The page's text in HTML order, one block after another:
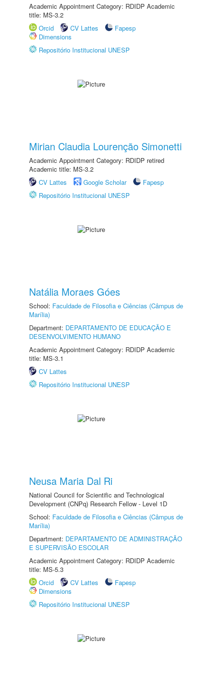
Academic Appointment Category: RDIDP Academic
title: MS-3.2
Orcid
CV Lattes
Fapesp
Dimensions
Repositório Institucional UNESP
Mirian Claudia Lourenção Simonetti
Academic Appointment Category: RDIDP retired
Academic title: MS-3.2
CV Lattes
Google Scholar
Fapesp
Repositório Institucional UNESP
Natália Moraes Góes
School: Faculdade de Filosofia e Ciências (Câmpus de
Marília)
Department: DEPARTAMENTO DE EDUCAÇÃO E
DESENVOLVIMENTO HUMANO
Academic Appointment Category: RDIDP Academic
title: MS-3.1
CV Lattes
Repositório Institucional UNESP
Neusa Maria Dal Ri
National Council for Scientific and Technological
Development (CNPq) Research Fellow - Level 1D
School: Faculdade de Filosofia e Ciências (Câmpus de
Marília)
Department: DEPARTAMENTO DE ADMINISTRAÇÃO
E SUPERVISÃO ESCOLAR
Academic Appointment Category: RDIDP Academic
title: MS-5.3
Orcid
CV Lattes
Fapesp
Dimensions
Repositório Institucional UNESP